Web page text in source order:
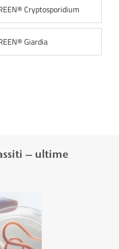
Cryptosporidium
Giardia
– ultime